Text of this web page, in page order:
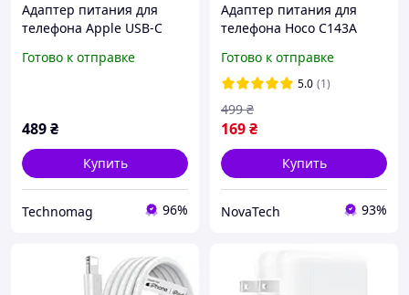
Адаптер питания для
телефона Apple USB-C
(MHJE3)
Готово к отправке
489₴
Купить
Technomag 96%
Адаптер питания для
телефона Hoco C143A
White
Готово к отправке
5.0 (1)
169₴
499 ₴
Купить
NovaTech 93%